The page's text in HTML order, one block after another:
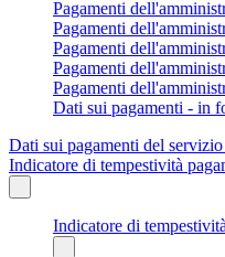
Pagamenti
Pagamenti
Pagamenti
Pagamenti
Pagamenti
Dati sui pagamenti - in
Dati sui pagamenti del
Indicatore di tempestività
Indicatore di